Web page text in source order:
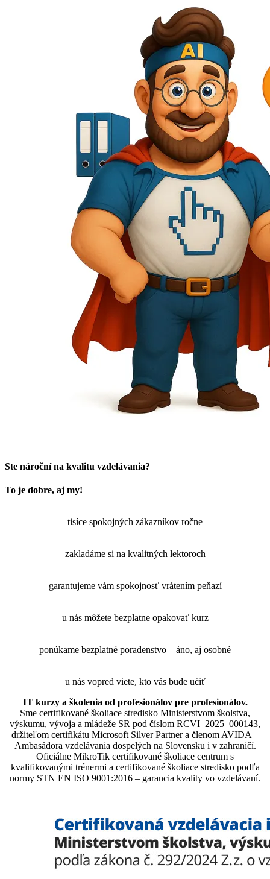
Ste nároční na kvalitu vzdelávania?
To je dobre, aj my!
tisíce spokojných zákazníkov ročne
zakladáme si na kvalitných lektoroch
garantujeme vám spokojnosť vrátením peňazí
u nás môžete bezplatne opakovať kurz
ponúkame bezplatné poradenstvo – áno, aj osobné
u nás vopred viete, kto vás bude učiť
IT kurzy a školenia od profesionálov pre profesionálov.
Sme certifikované školiace stredisko Ministerstvom školstva,
výskumu, vývoja a mládeže SR pod číslom RCVI_2025_000143,
držiteľom certifikátu Microsoft Silver Partner a členom AVIDA –
Ambasádora vzdelávania dospelých na Slovensku i v zahraničí.​​​​​​​​​​​​​​​​
Oficiálne MikroTik certifikované školiace centrum s
kvalifikovanými trénermi ​​​​​​​​​​a certifikované školiace stredisko podľa
normy STN EN ISO 9001:2016 – garancia kvality vo vzdelávaní.